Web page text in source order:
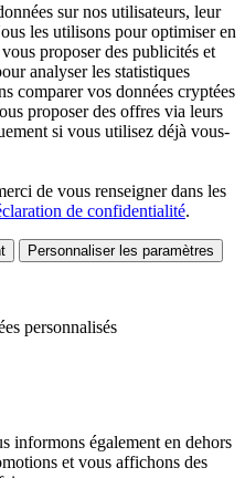
sur nos utilisateurs, leur
les utilisons pour optimiser en
proposer des publicités et
analyser les statistiques
comparer vos données cryptées
proposer des offres via leurs
si vous utilisez déjà vous-
de vous renseigner dans les
de confidentialité.
Personnaliser les paramètres
personnalisés
informons également en dehors
et vous affichons des